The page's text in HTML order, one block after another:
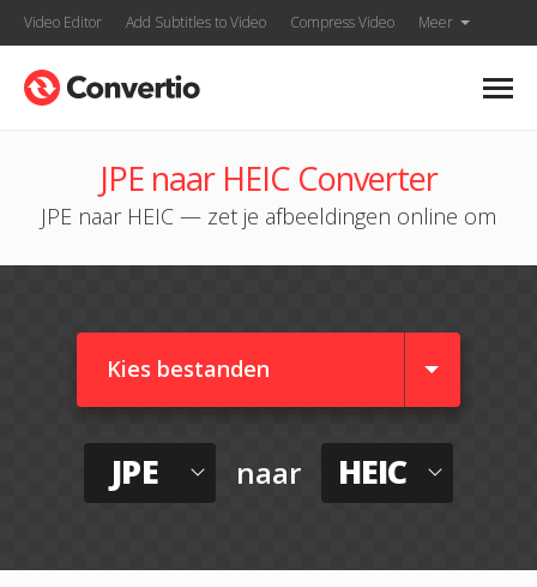
Video Editor Add Subtitles to Video Compress Video Meer
JPE naar HEIC Converter
JPE naar HEIC — zet je afbeeldingen online om
Kies bestanden
JPE naar HEIC